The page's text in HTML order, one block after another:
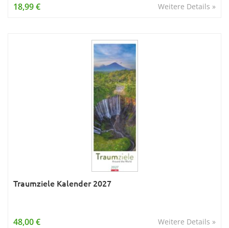
Weitere Details »
18,99 €
Traumziele Kalender 2027
Weitere Details »
48,00 €